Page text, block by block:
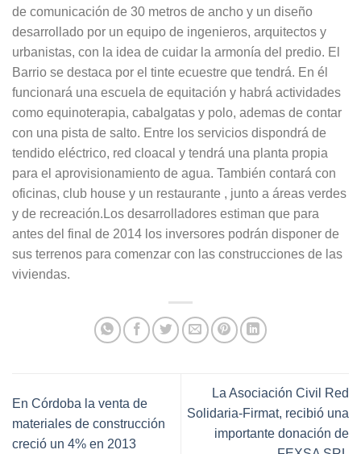
de comunicación de 30 metros de ancho y un diseño
desarrollado por un equipo de ingenieros, arquitectos y
urbanistas, con la idea de cuidar la armonía del predio. El
Barrio se destaca por el tinte ecuestre que tendrá. En él
funcionará una escuela de equitación y habrá actividades
como equinoterapia, cabalgatas y polo, ademas de contar
con una pista de salto. Entre los servicios dispondrá de
tendido eléctrico, red cloacal y tendrá una planta propia
para el aprovisionamiento de agua. También contará con
oficinas, club house y un restaurante , junto a áreas verdes
y de recreación.Los desarrolladores estiman que para
antes del final de 2014 los inversores podrán disponer de
sus terrenos para comenzar con las construcciones de las
viviendas.
En Córdoba la venta de
materiales de construcción
creció un 4% en 2013
La Asociación Civil Red
Solidaria-Firmat, recibió una
importante donación de